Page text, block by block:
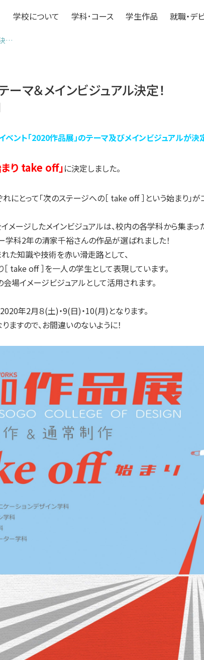
学校について 学科･コース 学生作品 就職・デ
…
マ＆メインビジュアル決定！
ント「2020作品展」のテーマ及びメインビジュアルが決
まり take off」に決定しました。
にとって「次のステージへの［ take off ］という始まり」が
イメージしたメインビジュアルは、校内の各学科から集まっ
学科2年の清家千裕さんの作品が選ばれました！
た知識や技術を赤い滑走路として、
［ take off ］を一人の学生として表現しています。
場イメージビジュアルとして活用されます。
年2月８(土)・9(日)・10(月)となります。
ますので、お間違いのないように！